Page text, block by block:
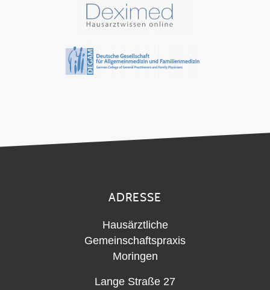
ADRESSE
Hausärztliche
Gemeinschaftspraxis
Moringen
Lange Straße 27